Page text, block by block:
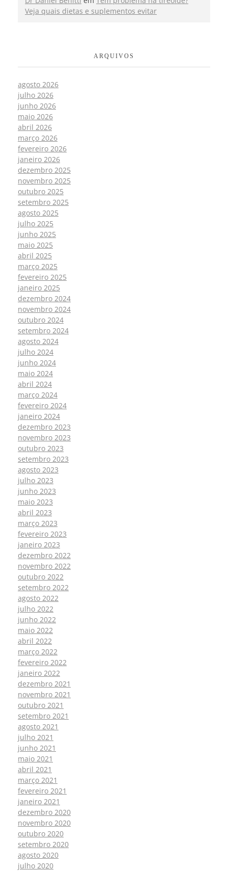
Veja quais dietas e suplementos evitar
ARQUIVOS
agosto 2026
julho 2026
junho 2026
maio 2026
abril 2026
março 2026
fevereiro 2026
janeiro 2026
dezembro 2025
novembro 2025
outubro 2025
setembro 2025
agosto 2025
julho 2025
junho 2025
maio 2025
abril 2025
março 2025
fevereiro 2025
janeiro 2025
dezembro 2024
novembro 2024
outubro 2024
setembro 2024
agosto 2024
julho 2024
junho 2024
maio 2024
abril 2024
março 2024
fevereiro 2024
janeiro 2024
dezembro 2023
novembro 2023
outubro 2023
setembro 2023
agosto 2023
julho 2023
junho 2023
maio 2023
abril 2023
março 2023
fevereiro 2023
janeiro 2023
dezembro 2022
novembro 2022
outubro 2022
setembro 2022
agosto 2022
julho 2022
junho 2022
maio 2022
abril 2022
março 2022
fevereiro 2022
janeiro 2022
dezembro 2021
novembro 2021
outubro 2021
setembro 2021
agosto 2021
julho 2021
junho 2021
maio 2021
abril 2021
março 2021
fevereiro 2021
janeiro 2021
dezembro 2020
novembro 2020
outubro 2020
setembro 2020
agosto 2020
julho 2020